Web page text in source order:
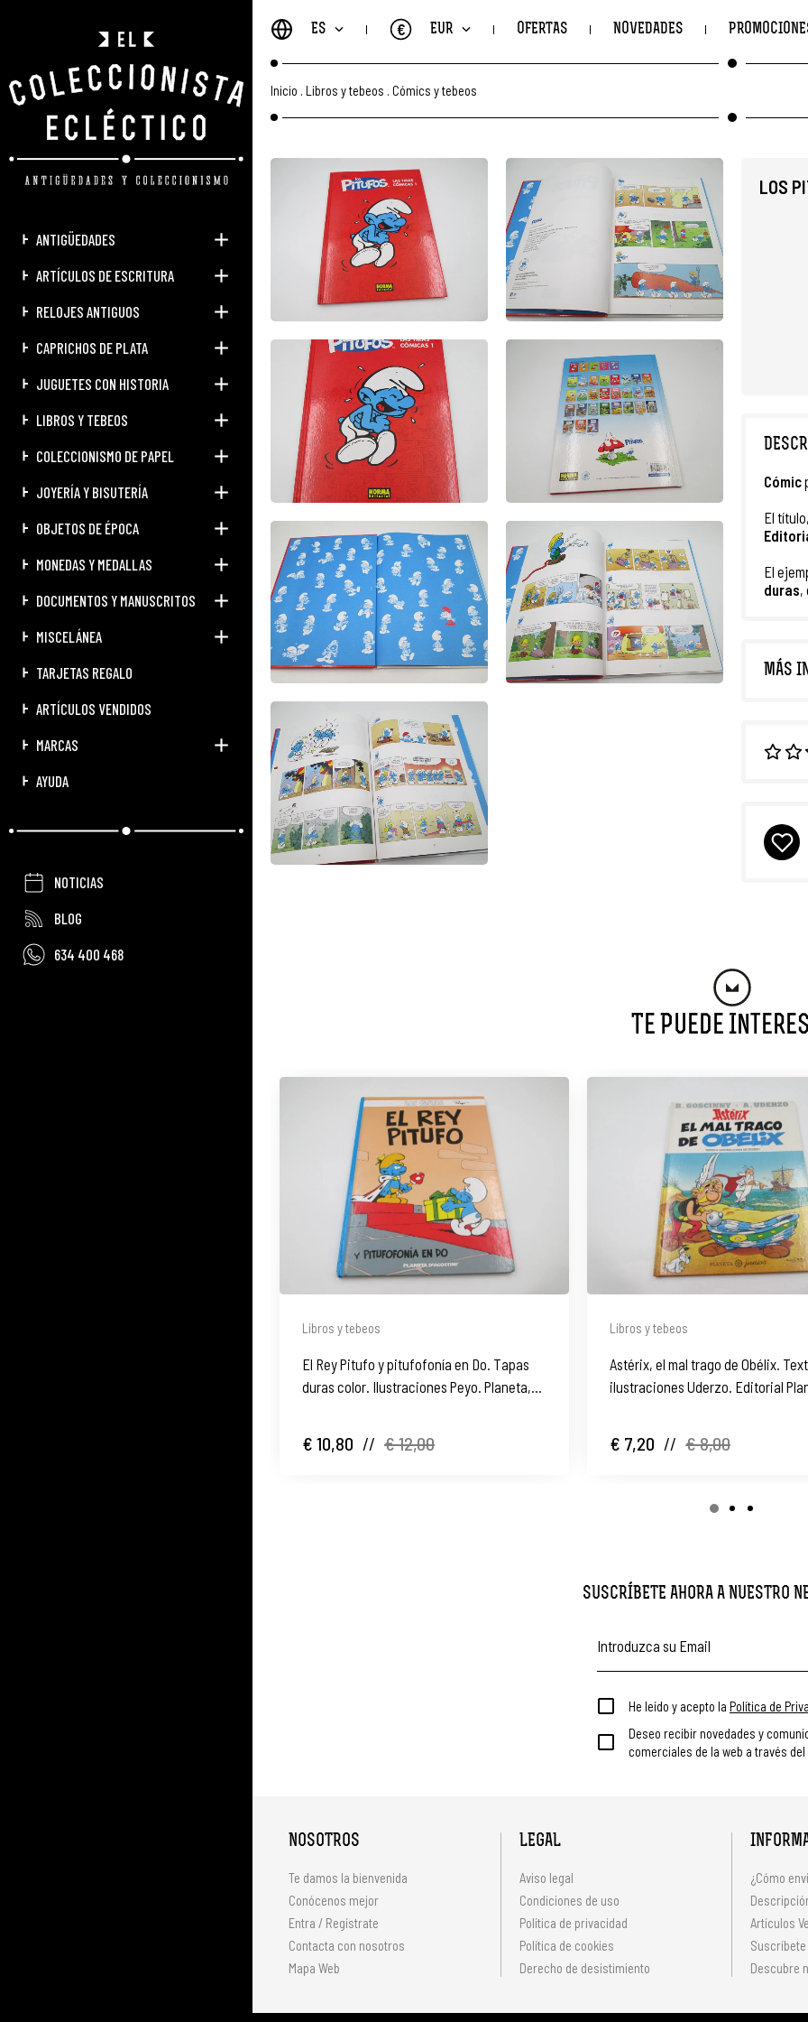
ANTIGÜEDADES
ARTÍCULOS DE ESCRITURA
RELOJES ANTIGUOS
CAPRICHOS DE PLATA
JUGUETES CON HISTORIA
LIBROS Y TEBEOS
COLECCIONISMO DE PAPEL
JOYERÍA Y BISUTERÍA
OBJETOS DE ÉPOCA
MONEDAS Y MEDALLAS
DOCUMENTOS Y MANUSCRITOS
MISCELÁNEA
TARJETAS REGALO
ARTÍCULOS VENDIDOS
MARCAS
AYUDA
NOTICIAS
BLOG
634 400 468
ES EUR
€ OFERTAS NOVEDADES
Inicio Libros y tebeos Cómics y tebeos
LOS
Cómic
El
El
duras,
MÁS
Te Puede
Libros y tebeos
El Rey Pitufo y pitufofonía en Do. Tapas
duras color. Ilustraciones Peyo. Planeta,
€ 10,80 // € 12,00
Libros y tebeos
Astérix, el mal trago de Obélix.
ilustraciones Uderzo. Editorial
€ 7,20 // € 8,00
SUSCRÍBETE AHORA A NUESTRO
He leído y acepto la Política de
Deseo recibir novedades y
comerciales de la web a través
NOSOTROS
Te damos la bienvenida
Conócenos mejor
Entra / Regístrate
Contacta con nosotros
Mapa Web
LEGAL
Aviso legal
Condiciones de uso
Política de privacidad
Política de cookies
Derecho de desistimiento
¿Cómo
Artículos
Descubre